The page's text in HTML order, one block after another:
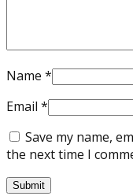
Name *
Email *
Save my name,
the next time I